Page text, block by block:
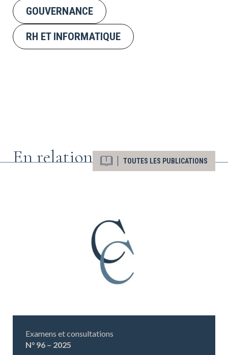
GOUVERNANCE
RH ET INFORMATIQUE
En relation TOUTES LES PUBLICATIONS
Examens et consultations
N° 96 – 2025